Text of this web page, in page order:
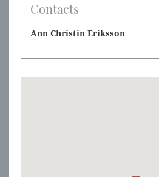
Contacts
Ann Christin Eriksson